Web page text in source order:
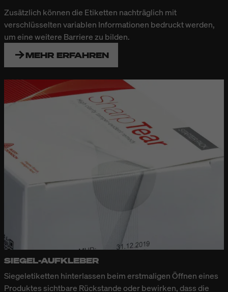
Zusätzlich können die Etiketten nachträglich mit
verschlüsselten variablen Informationen bedruckt werden,
um eine weitere Barriere zu bilden.
MEHR ERFAHREN
SIEGEL-AUFKLEBER
Siegeletiketten hinterlassen beim erstmaligen Öffnen eines
Produktes sichtbare Rückstande oder bewirken, dass die